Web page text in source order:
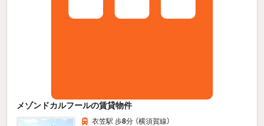
メゾンドカルフールの賃貸物件
衣笠駅 歩8分 （横須賀線）